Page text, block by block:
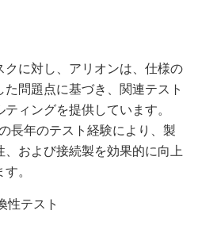
クに対し、アリオンは、仕様の
た問題点に基づき、関連テスト
ィングを提供しています。
長年のテスト経験により、製
、および接続製を効果的に向上
。
性テスト